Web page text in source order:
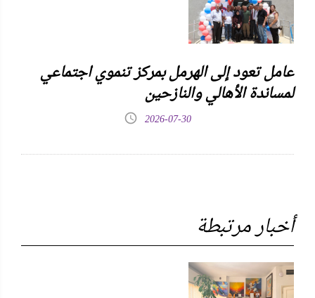
عامل تعود إلى الهرمل بمركز تنموي اجتماعي
لمساندة الأهالي والنازحين
2026-07-30
أخبار مرتبطة